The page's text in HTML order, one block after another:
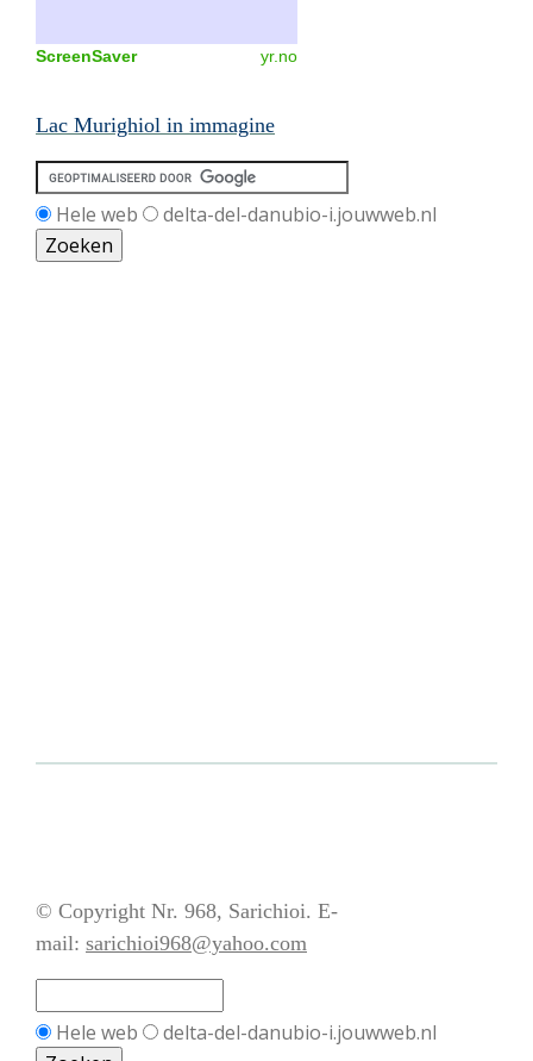
ScreenSaver yr.no
Lac Murighiol in immagine
Hele web delta-del-danubio-i.jouwweb.nl
© Copyright Nr. 968, Sarichioi. E-
mail: sarichioi968@yahoo.com
Hele web delta-del-danubio-i.jouwweb.nl